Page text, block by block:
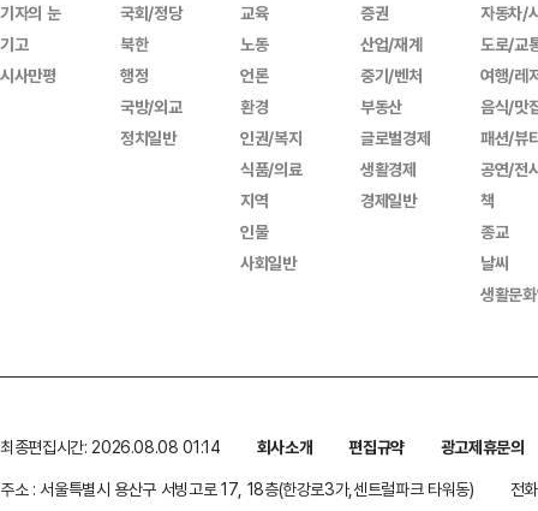
기자의 눈
기고
시사만평
국회/정당
북한
행정
국방/외교
정치일반
교육
노동
언론
환경
인권/복지
식품/의료
지역
인물
사회일반
증권
산업/재계
중기/벤처
부동산
글로벌경제
생활경제
경제일반
자동차/
도로/교
여행/레
음식/맛
패션/뷰
공연/전
책
종교
날씨
생활문
최종편집시간: 2026.08.08 01:14 회사소개 편집규약
광고제휴문의
주소 : 서울특별시 용산구 서빙고로 17, 18층(한강로3가,센트럴파크 타워동)
전